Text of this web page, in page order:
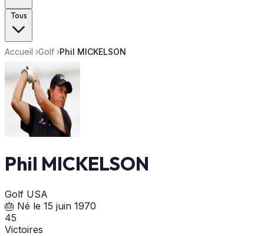
Tous
Accueil ›Golf ›Phil MICKELSON
Phil MICKELSON
Golf USA
🎂 Né le 15 juin 1970
45
Victoires